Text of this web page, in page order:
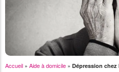
Aide aux personnes âgées
Accompagnement du
Téléassistance
Accueil » Aide à domicile » Dépression chez